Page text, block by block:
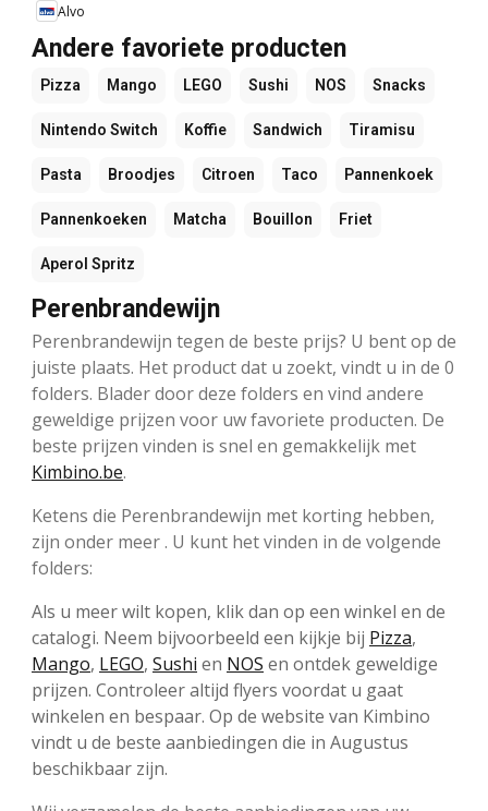
Alvo
Andere favoriete producten
Pizza Mango LEGO Sushi NOS Snacks
Nintendo Switch Koffie Sandwich Tiramisu
Pasta Broodjes Citroen Taco Pannenkoek
Pannenkoeken Matcha Bouillon Friet
Aperol Spritz
Perenbrandewijn
Perenbrandewijn tegen de beste prijs? U bent op de
juiste plaats. Het product dat u zoekt, vindt u in de 0
folders. Blader door deze folders en vind andere
geweldige prijzen voor uw favoriete producten. De
beste prijzen vinden is snel en gemakkelijk met
Kimbino.be.
Ketens die Perenbrandewijn met korting hebben,
zijn onder meer . U kunt het vinden in de volgende
folders:
Als u meer wilt kopen, klik dan op een winkel en de
catalogi. Neem bijvoorbeeld een kijkje bij Pizza,
Mango, LEGO, Sushi en NOS en ontdek geweldige
prijzen. Controleer altijd flyers voordat u gaat
winkelen en bespaar. Op de website van Kimbino
vindt u de beste aanbiedingen die in Augustus
beschikbaar zijn.